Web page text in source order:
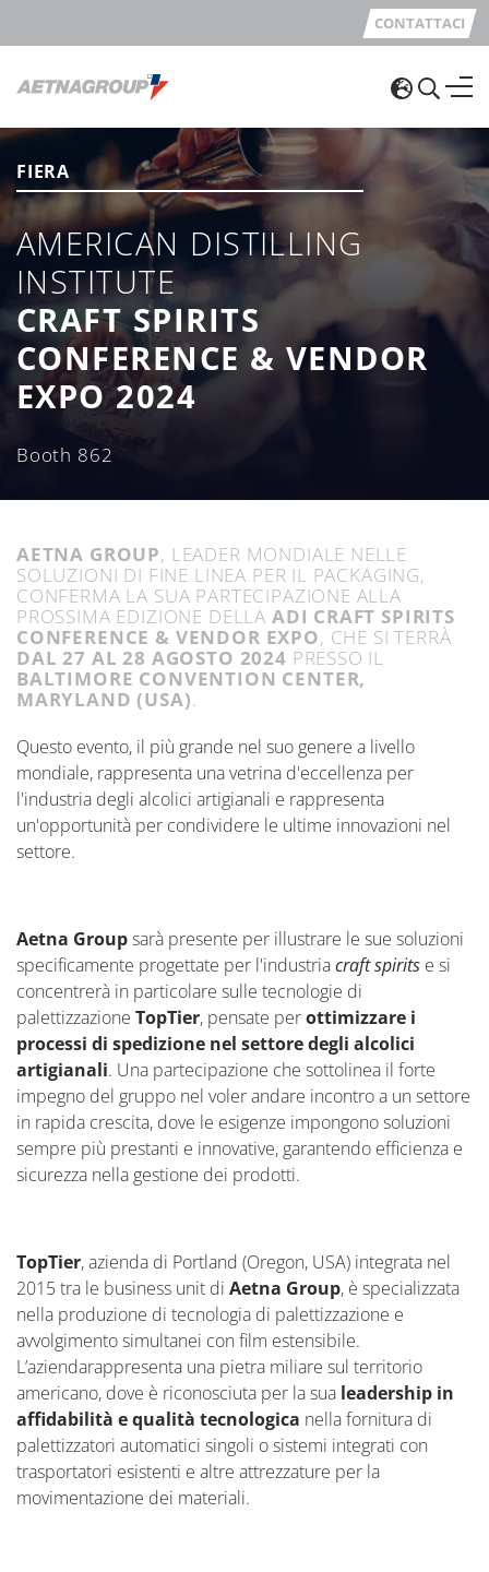
CONTATTACI
FIERA
AMERICAN DISTILLING
INSTITUTE
CRAFT SPIRITS
CONFERENCE & VENDOR
EXPO 2024
Booth 862
AETNA GROUP, LEADER MONDIALE NELLE
SOLUZIONI DI FINE LINEA PER IL PACKAGING,
CONFERMA LA SUA PARTECIPAZIONE ALLA
PROSSIMA EDIZIONE DELLA ADI CRAFT SPIRITS
CONFERENCE & VENDOR EXPO, CHE SI TERRÀ
DAL 27 AL 28 AGOSTO 2024 PRESSO IL
BALTIMORE CONVENTION CENTER,
MARYLAND (USA).
Questo evento, il più grande nel suo genere a livello
mondiale, rappresenta una vetrina d'eccellenza per
l'industria degli alcolici artigianali e rappresenta
un'opportunità per condividere le ultime innovazioni nel
settore.
Aetna Groupsarà presente per illustrare le sue soluzioni
specificamente progettate per l'industriacraft spirits e si
concentrerà in particolare sulle tecnologie di
palettizzazione TopTier, pensate perottimizzare i
processi di spedizione nel settore degli alcolici
artigianali. Una partecipazione che sottolinea il forte
impegno del gruppo nel voler andare incontro a un settore
in rapida crescita, dove le esigenze impongono soluzioni
sempre più prestanti e innovative, garantendo efficienza e
sicurezza nella gestione dei prodotti.
TopTier, azienda di Portland (Oregon, USA) integrata nel
2015 tra le business unit di Aetna Group, è specializzata
nella produzione di tecnologia di palettizzazione e
avvolgimento simultanei con film estensibile.
L’aziendarappresenta una pietra miliare sul territorio
americano, dove è riconosciuta per la sua leadership in
affidabilità e qualità tecnologica nella fornitura di
palettizzatori automatici singoli o sistemi integrati con
trasportatori esistenti e altre attrezzature per la
movimentazione dei materiali.